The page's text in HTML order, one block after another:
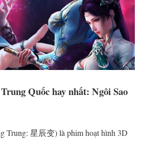
Quốc hay nhất: Ngôi Sao
Trung: 星辰变) là phim hoạt hình 3D